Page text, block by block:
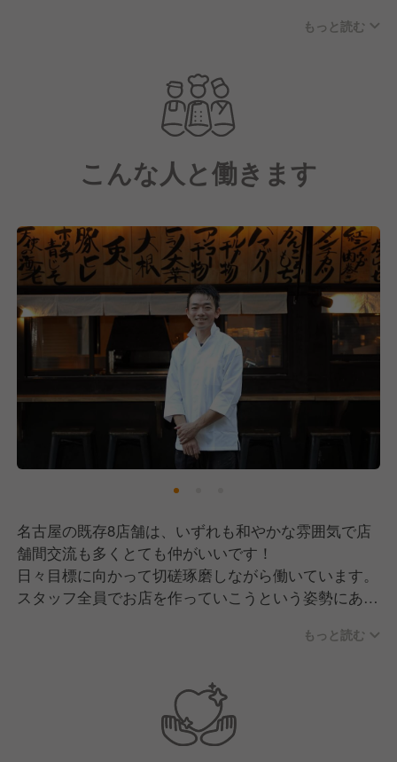
名駅四丁目の大人気の創作串揚げ専門店です！もっと読む
こんな人と働きます
名古屋の既存8店舗は、いずれも和やかな雰囲気で店
舗間交流も多くとても仲がいいです！
日々目標に向かって切磋琢磨しながら働いています。
スタッフ全員でお店を作っていこうという姿勢にあふ
もっと読む